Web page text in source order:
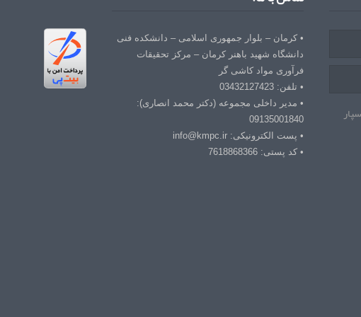
• کرمان – بلوار جمهوری اسلامی – دانشکده فنی
دانشگاه شهید باهنر کرمان – مرکز تحقیقات
فرآوری مواد کاشی گر
• تلفن: 03432127423
• مدیر داخلی مجموعه (دکتر محمد انصاری):
09135001840
• پست الکترونیکی: info@kmpc.ir
• کد پستی: 7618868366